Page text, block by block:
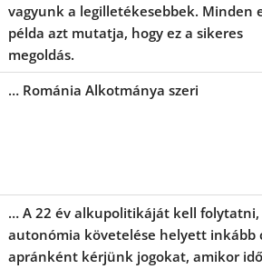
vagyunk a legilletékesebbek. Minden
példa azt mutatja, hogy ez a sikeres
megoldás.
… Románia Alkotmánya szeri
… A 22 év alkupolitikáját kell folytatni,
autonómia követelése helyett inkább
apránként kérjünk jogokat, amikor